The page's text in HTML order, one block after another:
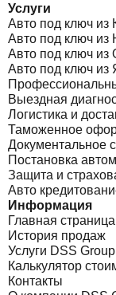
Услуги
Авто под ключ из
Авто под ключ
Авто под ключ
Авто под ключ из
Выездная
Логистика и
Таможенное
Документальное
Постановка
Защита и
Авто
Информация
Главная страница
История продаж
Услуги DSS
Калькулятор
Контакты